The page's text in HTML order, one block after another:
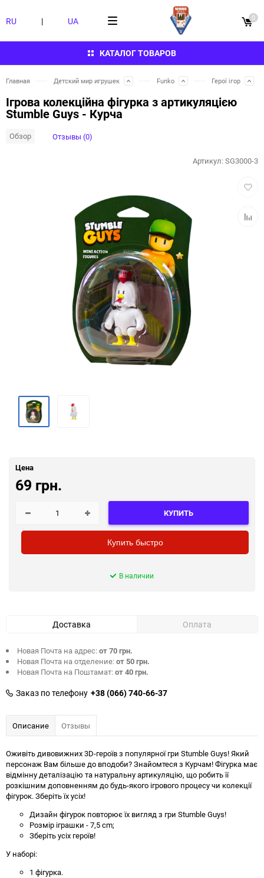
КАТАЛОГ ТОВАРОВ
RU | UA 0
Главная Детский мир игрушек Funko Герої ігор
Ігрова колекційна фігурка з артикуляцією
Stumble Guys - Курча
Обзор Отзывы (0)
Артикул:SG3000-3
Цена
69 грн.
КУПИТЬ
Купить быстро
В наличии
Доставка Оплата
Новая Почта на адрес:от 70 грн.
Новая Почта на отделение:от 50 грн.
Новая Почта на Поштамат:от 40 грн.
Заказ по телефону +38 (066) 740-66-37
Описание Отзывы
Оживіть дивовижних 3D-героїв з популярної гри Stumble Guys! Який
персонаж Вам більше до вподоби? Знайомтеся з Курчам! Фігурка має
відмінну деталізацію та натуральну артикуляцію, що робить її
розкішним доповненням до будь-якого ігрового процесу чи колекції
фігурок. Зберіть їх усіх!
Дизайн фігурок повторює їх вигляд з гри Stumble Guys!
Розмір іграшки - 7,5 cm;
Зберіть усіх героїв!
У наборі:
1 фігурка.